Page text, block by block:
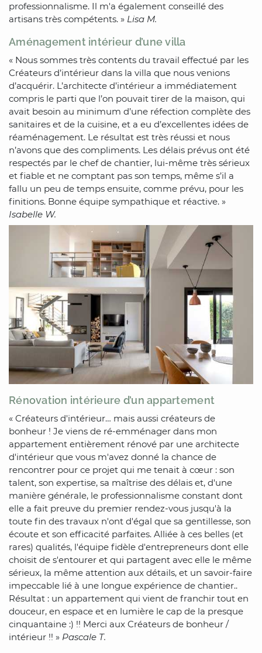
professionnalisme. Il m'a également conseillé des
artisans très compétents. » Lisa M.
Aménagement intérieur d’une villa
« Nous sommes très contents du travail effectué par les
Créateurs d’intérieur dans la villa que nous venions
d’acquérir. L’architecte d’intérieur a immédiatement
compris le parti que l’on pouvait tirer de la maison, qui
avait besoin au minimum d’une réfection complète des
sanitaires et de la cuisine, et a eu d’excellentes idées de
réaménagement. Le résultat est très réussi et nous
n’avons que des compliments. Les délais prévus ont été
respectés par le chef de chantier, lui-même très sérieux
et fiable et ne comptant pas son temps, même s’il a
fallu un peu de temps ensuite, comme prévu, pour les
finitions. Bonne équipe sympathique et réactive. »
Isabelle W.
Rénovation intérieure d’un appartement
« Créateurs d'intérieur… mais aussi créateurs de
bonheur ! Je viens de ré-emménager dans mon
appartement entièrement rénové par une architecte
d'intérieur que vous m'avez donné la chance de
rencontrer pour ce projet qui me tenait à cœur : son
talent, son expertise, sa maîtrise des délais et, d'une
manière générale, le professionnalisme constant dont
elle a fait preuve du premier rendez-vous jusqu'à la
toute fin des travaux n'ont d'égal que sa gentillesse, son
écoute et son efficacité parfaites. Alliée à ces belles (et
rares) qualités, l'équipe fidèle d'entrepreneurs dont elle
choisit de s'entourer et qui partagent avec elle le même
sérieux, la même attention aux détails, et un savoir-faire
impeccable lié à une longue expérience de chantier..
Résultat : un appartement qui vient de franchir tout en
douceur, en espace et en lumière le cap de la presque
cinquantaine :) !! Merci aux Créateurs de bonheur /
intérieur !! » Pascale T.